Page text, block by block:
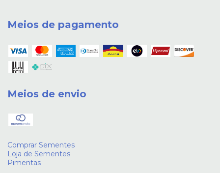
Meios de pagamento
Meios de envio
Comprar Sementes
Loja de Sementes
Pimentas